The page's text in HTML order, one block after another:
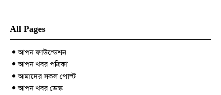
All Pages
আপন ফাউন্ডেশন
আপন খবর পত্রিকা
আমাদের সকল পোস্ট
আপন খবর ডেস্ক